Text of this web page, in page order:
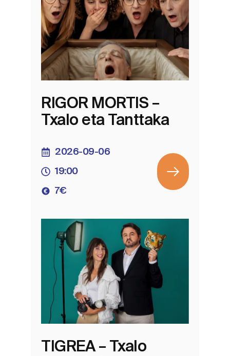
RIGOR MORTIS –
Txalo eta Tanttaka
2026-09-06
19:00
7€
TIGREA – Txalo